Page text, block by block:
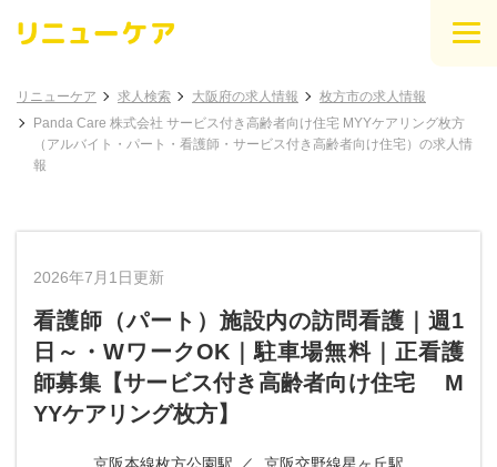
リニューケア 求人検索 大阪府の求人情報
枚方市の求人情報
Panda Care 株式会社 サービス付き高齢者向け住宅 MYYケアリング枚方
（アルバイト・パート・看護師・サービス付き高齢者向け住宅）の求人情
報
2026年7月1日更新
看護師（パート）施設内の訪問看護｜週1
日～・WワークOK｜駐車場無料｜正看護
師募集【サービス付き高齢者向け住宅 M
YYケアリング枚方】